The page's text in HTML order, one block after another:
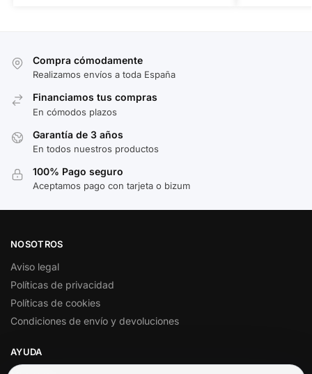
Compra cómodamente
Realizamos envíos a toda España
Financiamos tus compras
En cómodos plazos
Garantía de 3 años
En todos nuestros productos
100% Pago seguro
Aceptamos pago con tarjeta o bizum
NOSOTROS
Aviso legal
Políticas de privacidad
Políticas de cookies
Condiciones de envío y devoluciones
AYUDA